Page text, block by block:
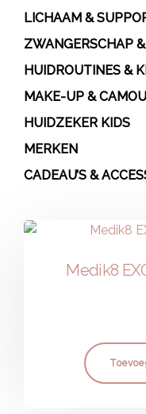
LICHAAM &
ZWANGERSCHAP
HUIDROUTINES &
MAKE-UP &
HUIDZEKER KIDS
MERKEN
CADEAU’S &
Medik8